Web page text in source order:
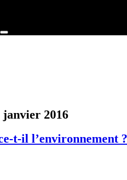
2016
t-il l’environnement ?